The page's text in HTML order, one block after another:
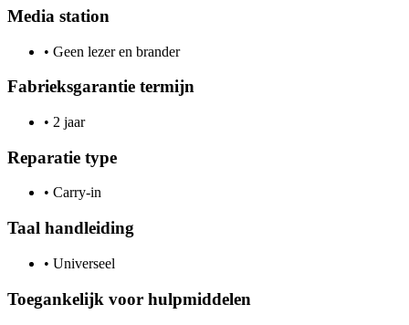
Media station
• Geen lezer en brander
Fabrieksgarantie termijn
• 2 jaar
Reparatie type
• Carry-in
Taal handleiding
• Universeel
Toegankelijk voor hulpmiddelen